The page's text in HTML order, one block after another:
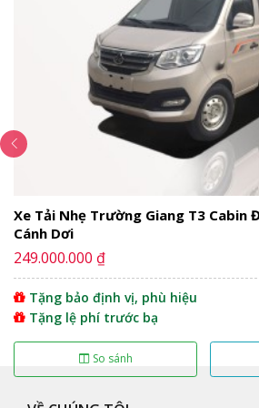
Ngoại thất
Cụm đèn pha
Mặt ga lăng
Gương chiếu hậu
Cabin
Nội thất
Bảng điều khiển trung tâm
Đồng hồ
Động cơ
Hộp số
Vận hành
Khung gầm
Thùng xe
Vậy có nên mua xe tải Jac
L250 hay không?
Địa chỉ mua xe tải Jac 2T4
Xe Tải Nhẹ Trường Giang T3 Cabin
Cánh Dơi
249.000.000 ₫
Tặng bảo định vị, phù hiệu
Tặng lệ phí trước bạ
So sánh